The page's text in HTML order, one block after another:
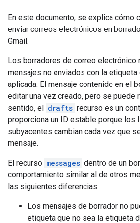
En este documento, se explica cómo
enviar correos electrónicos en
Gmail.
Los borradores de correo electrónico
mensajes no enviados con la
aplicada. El mensaje contenido en el
editar una vez creado, pero se puede
sentido, el drafts recurso es un
proporciona un ID estable porque los
subyacentes cambian cada vez que
mensaje.
El recurso messages dentro de un
comportamiento similar al de otros
las siguientes diferencias:
Los mensajes de borrador no
etiqueta que no sea la etiqueta